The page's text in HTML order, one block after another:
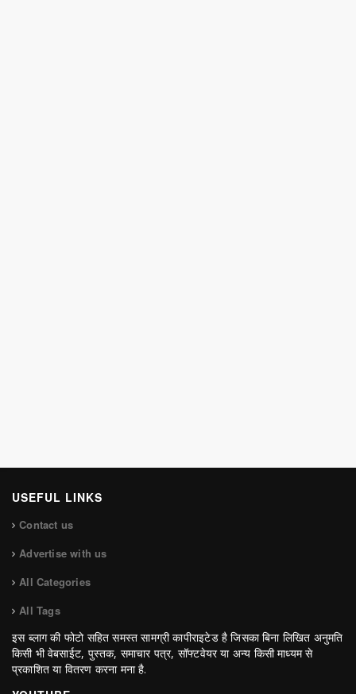
USEFUL LINKS
Contact us
Advertise with us
All Categories
All Tags
इस ब्लाग की फोटो सहित समस्त सामग्री कापीराइटेड है जिसका बिना लिखित अनुमति
किसी भी वेबसाईट, पुस्तक, समाचार पत्र, सॉफ्टवेयर या अन्य किसी माध्यम से
प्रकाशित या वितरण करना मना है.